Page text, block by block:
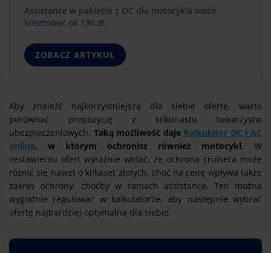
Assistance w pakiecie z OC dla motocykla może
kosztować ok 130 zł.
ZOBACZ ARTYKUŁ
Aby znaleźć najkorzystniejszą dla siebie ofertę, warto
porównać propozycję z kilkunastu towarzystw
ubezpieczeniowych. Taką możliwość daje kalkulator OC i AC
online, w którym ochronisz również motocykl. W
zestawieniu ofert wyraźnie widać, że ochrona cruisera może
różnić się nawet o kilkaset złotych, choć na cenę wpływa także
zakres ochrony, choćby w ramach assistance. Ten można
wygodnie regulować w kalkulatorze, aby następnie wybrać
ofertę najbardziej optymalną dla siebie.